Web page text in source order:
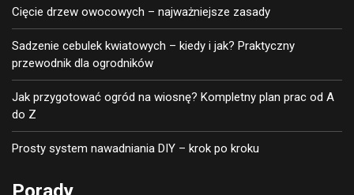
Cięcie drzew owocowych – najważniejsze zasady
Sadzenie cebulek kwiatowych – kiedy i jak? Praktyczny
przewodnik dla ogrodników
Jak przygotować ogród na wiosnę? Kompletny plan prac od A
do Z
Prosty system nawadniania DIY – krok po kroku